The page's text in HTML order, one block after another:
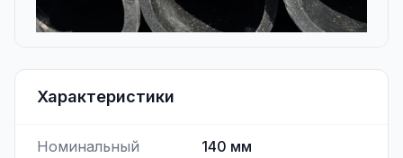
Характеристики
Номинальный
140 мм